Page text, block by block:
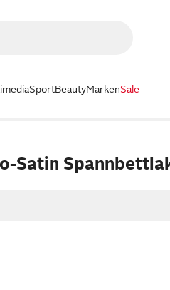
SportBeautyMarkenSale
Satin